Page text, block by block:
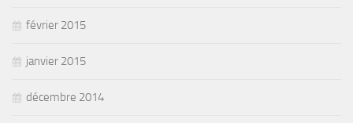
février 2015
janvier 2015
décembre 2014